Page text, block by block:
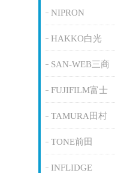
NIPRON
HAKKO白光
SAN-WEB三商
FUJIFILM富士
TAMURA田村
TONE前田
INFLIDGE